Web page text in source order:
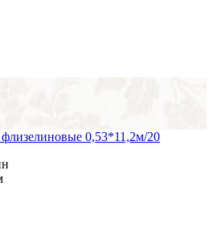
0,53*11,2м/20